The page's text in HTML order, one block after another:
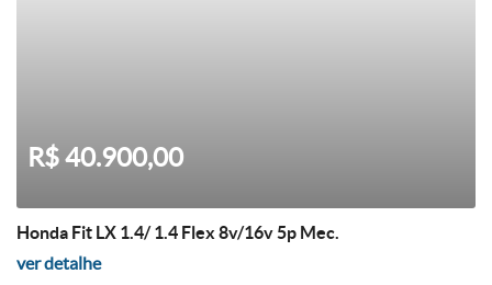
R$ 40.900,00
Honda Fit LX 1.4/ 1.4 Flex 8v/16v 5p Mec.
ver detalhe